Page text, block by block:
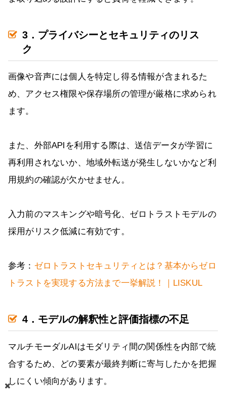
3．プライバシーとセキュリティのリス
ク
画像や音声には個人を特定し得る情報が含まれるた
め、アクセス権限や保存場所の管理が厳格に求められ
ます。
また、外部APIを利用する際は、送信データが学習に
再利用されないか、地域外転送が発生しないかなど利
用規約の確認が欠かせません。
入力前のマスキングや暗号化、ゼロトラストモデルの
採用がリスク低減に有効です。
参考： ゼロトラストセキュリティとは？基本からゼロ
トラストを実現する方法まで一挙解説！｜LISKUL
4．モデルの解釈性と評価指標の不足
マルチモーダルAIはモダリティ間の関係性を内部で統
合するため、どの要素が最終判断に寄与したかを把握
しにくい傾向があります。